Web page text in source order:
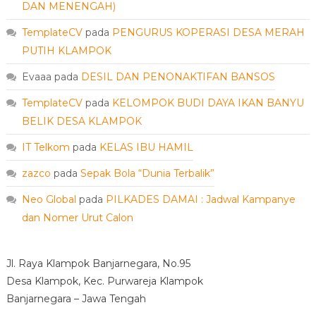
DAN MENENGAH)
TemplateCVpada PENGURUS KOPERASI DESA MERAH
PUTIH KLAMPOK
Evaaa pada DESIL DAN PENONAKTIFAN BANSOS
TemplateCVpada KELOMPOK BUDI DAYA IKAN BANYU
BELIK DESA KLAMPOK
IT Telkom pada KELAS IBU HAMIL
zazco pada Sepak Bola “Dunia Terbalik”
Neo Global pada PILKADES DAMAI : Jadwal Kampanye
dan Nomer Urut Calon
Jl. Raya Klampok Banjarnegara, No.95
Desa Klampok, Kec. Purwareja Klampok
Banjarnegara – Jawa Tengah